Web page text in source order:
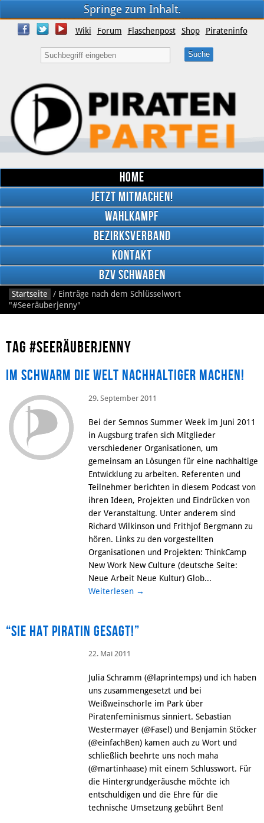
Springe zum Inhalt.
Facebook
Wiki Forum Flaschenpost Shop Pirateninfo
Home
Jetzt mitmachen!
Wahlkampf
Bezirksverband
Kontakt
BzV Schwaben
Startseite / Einträge nach dem Schlüsselwort
"#Seeräuberjenny"
Tag #Seeräuberjenny
Im Schwarm die Welt nachhaltiger machen!
29. September 2011
Bei der Semnos Summer Week im Juni 2011
in Augsburg trafen sich Mitglieder
verschiedener Organisationen, um
gemeinsam an Lösungen für eine nachhaltige
Entwicklung zu arbeiten. Referenten und
Teilnehmer berichten in diesem Podcast von
ihren Ideen, Projekten und Eindrücken von
der Veranstaltung. Unter anderem sind
Richard Wilkinson und Frithjof Bergmann zu
hören. Links zu den vorgestellten
Organisationen und Projekten: ThinkCamp
New Work New Culture (deutsche Seite:
Neue Arbeit Neue Kultur) Glob...
Weiterlesen →
“Sie hat Piratin gesagt!”
22. Mai 2011
Julia Schramm (@laprintemps) und ich haben
uns zusammengesetzt und bei
Weißweinschorle im Park über
Piratenfeminismus sinniert. Sebastian
Westermayer (@Fasel) und Benjamin Stöcker
(@einfachBen) kamen auch zu Wort und
schließlich beehrte uns noch maha
(@martinhaase) mit einem Schlusswort. Für
die Hintergrundgeräusche möchte ich
entschuldigen und die Ehre für die
technische Umsetzung gebührt Ben!